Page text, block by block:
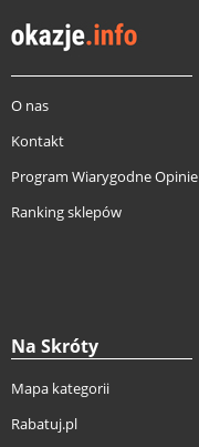
O nas
Kontakt
Program Wiarygodne Opinie
Ranking sklepów
Na Skróty
Mapa kategorii
Rabatuj.pl